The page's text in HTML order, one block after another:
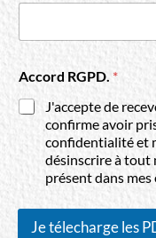
Accord RGPD. *
J'accepte de
confirme avoir
confidentialité et
désinscrire à tout
présent dans mes
Je télecharge les